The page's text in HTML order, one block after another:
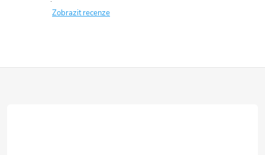
Zobrazit recenze